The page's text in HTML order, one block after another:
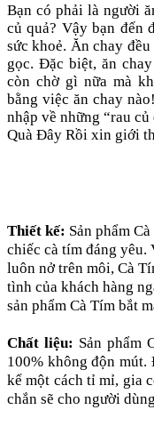
Bạn có phải là người
củ quả? Vậy bạn đến
sức khoẻ. Ăn chay
gọc. Đặc biệt, ăn
còn chờ gì nữa mà
bằng việc ăn chay
nhập về những “rau
Quà Đây Rồi xin giới
Thiết kế: Sản phẩm
chiếc cà tím đáng yêu.
luôn nở trên môi, Cà
tình của khách hàng
sản phẩm Cà Tím bắt
Chất liệu: Sản phẩm
100% không độn
kể một cách tỉ mỉ, gia
chắn sẽ cho người